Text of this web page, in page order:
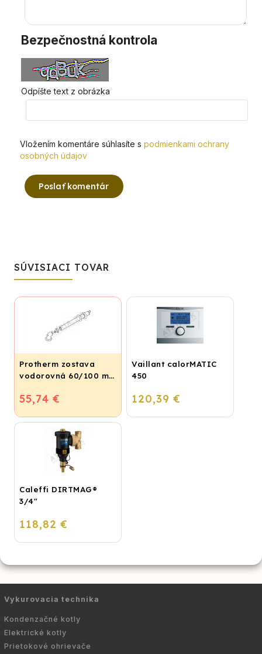
Bezpečnostná kontrola
Odpíšte text z obrázka
Vložením komentáre súhlasíte s podmienkami ochrany
osobných údajov
Poslať komentár
SÚVISIACI TOVAR
Protherm zostava
vodorovná 60/100 mm
55,74 €
Vaillant calorMATIC
450
120,39 €
Caleffi DIRTMAG®
3/4"
118,82 €
Vykurovacia technika
Kondenzačné kotly
Elektrické kotly
Prietokové ohrievače